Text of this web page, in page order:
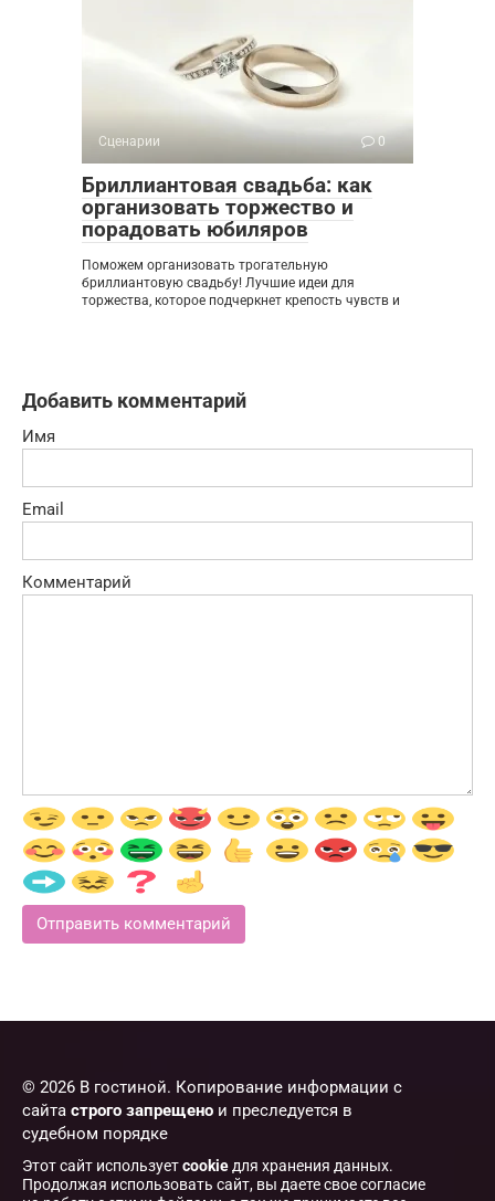
Сценарии 0
Бриллиантовая свадьба: как
организовать торжество и
порадовать юбиляров
Поможем организовать трогательную
бриллиантовую свадьбу! Лучшие идеи для
торжества, которое подчеркнет крепость чувств и
Добавить комментарий
Имя
Email
Комментарий
© 2026 В гостиной. Копирование информации с
сайта строго запрещено и преследуется в
судебном порядке
Этот сайт используетcookieдля хранения данных.
Продолжая использовать сайт, вы даете свое согласие